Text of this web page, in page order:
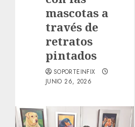
mascotas a
través de
retratos
pintados
SOPORTEINFIX
JUNIO 26, 2026